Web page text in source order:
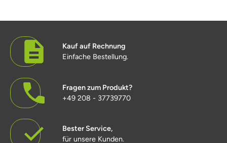
Kauf auf Rechnung
Einfache Bestellung.
Fragen zum Produkt?
+49 208 - 37739770
Bester Service,
für unsere Kunden.